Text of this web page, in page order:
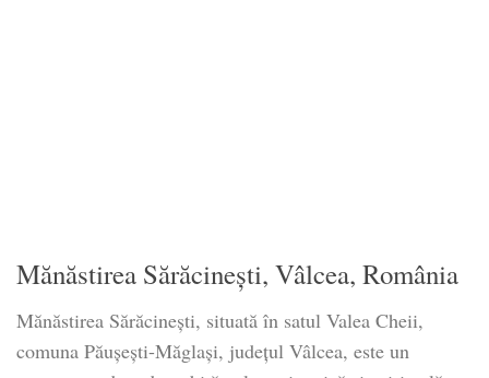
Mănăstirea Sărăcinești, Vâlcea, România
Mănăstirea Sărăcinești, situată în satul Valea Cheii,
comuna Păușești-Măglași, județul Vâlcea, este un